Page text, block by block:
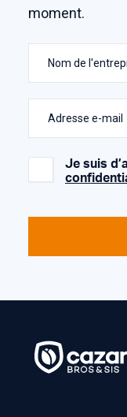
moment.
Nom de
Adresse e-mail
Je suis